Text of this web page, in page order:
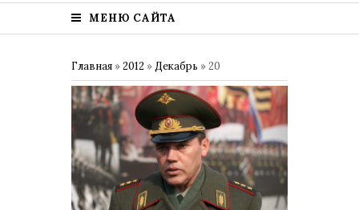
МЕНЮ САЙТА
Главная »2012 »Декабрь »20